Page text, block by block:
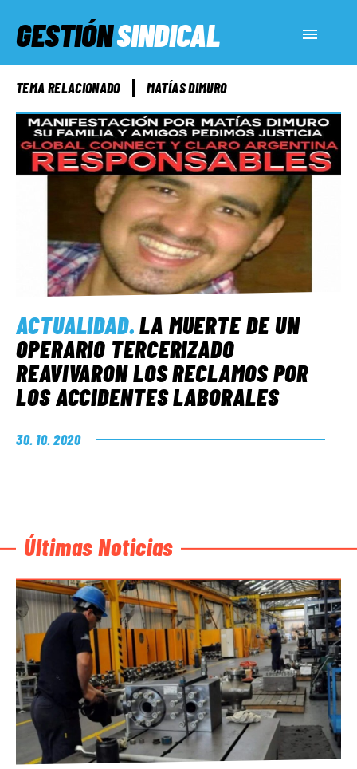
GESTIÓNSINDICAL
ACTUALIDAD
SERVICIOS SOCIALES
INFORMES ESPECIALES
FUERA DE MEGÁFONO
EL LADO «G»
TEMA RELACIONADO MATÍAS DIMURO
ACTUALIDAD.LA MUERTE DE UN
OPERARIO TERCERIZADO
REAVIVARON LOS RECLAMOS POR
LOS ACCIDENTES LABORALES
30. 10. 2020
Últimas Noticias